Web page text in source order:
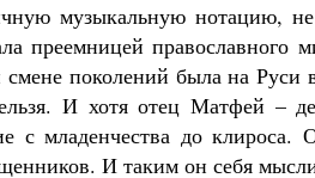
музыкальную нотацию, не
преемницей православного
поколений была на Руси
И хотя отец Матфей –
с младенчества до клироса.
И таким он себя